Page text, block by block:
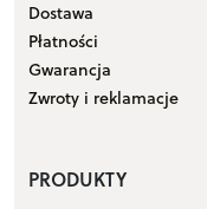
Dostawa
Płatności
Gwarancja
Zwroty i reklamacje
PRODUKTY